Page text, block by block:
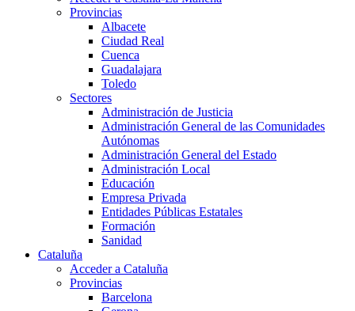
Provincias
Albacete
Ciudad Real
Cuenca
Guadalajara
Toledo
Sectores
Administración de Justicia
Administración General de las Comunidades
Autónomas
Administración General del Estado
Administración Local
Educación
Empresa Privada
Entidades Públicas Estatales
Formación
Sanidad
Cataluña
Acceder a Cataluña
Provincias
Barcelona